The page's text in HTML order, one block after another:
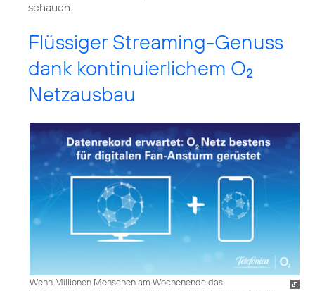
Flüssiger Streaming-Genuss
dank kontinuierlichem O2
Netzausbau
Wenn Millionen Menschen am Wochenende das